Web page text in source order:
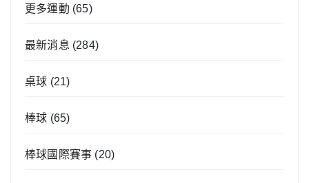
更多運動 (65)
最新消息 (284)
桌球 (21)
棒球 (65)
棒球國際賽事 (20)